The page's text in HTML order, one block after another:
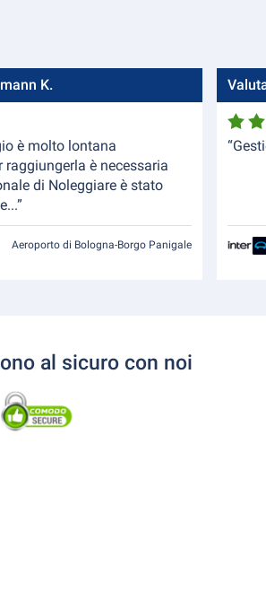
K.
è molto lontana
raggiungerla è necessaria
di Noleggiare è stato
Aeroporto di Bologna-Borgo Panigale
al sicuro con noi